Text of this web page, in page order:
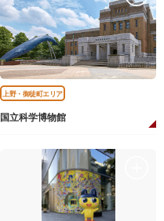
上野・御徒町エリア
国立科学博物館